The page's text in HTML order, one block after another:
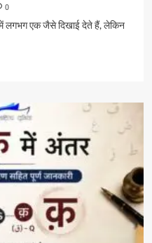
0
एक जैसे दिखाई देते हैं, लेकिन